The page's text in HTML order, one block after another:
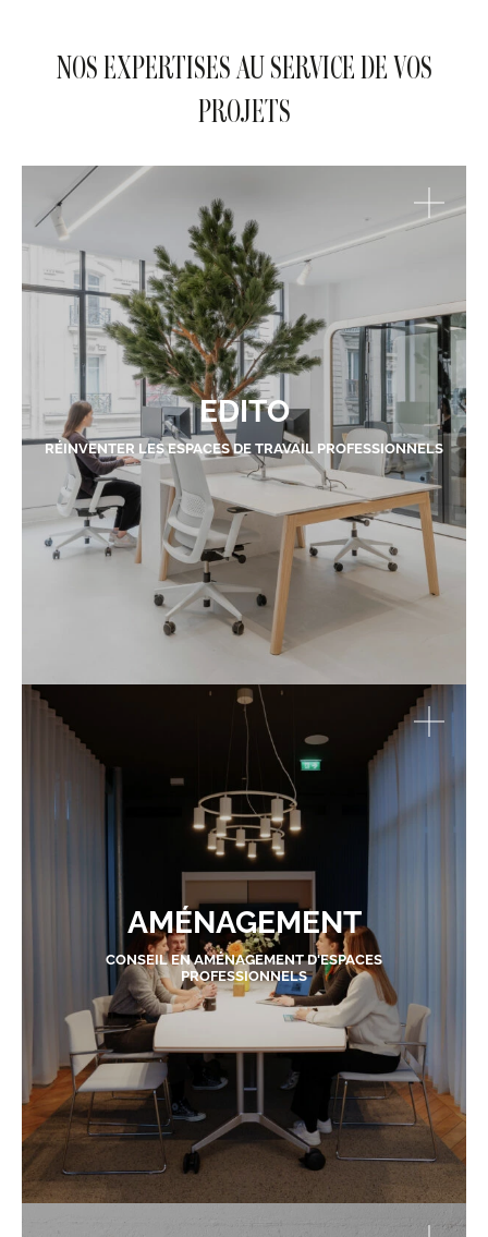
NOS EXPERTISES AU SERVICE DE VOS
PROJETS
EDITO
RÉINVENTER LES ESPACES DE TRAVAIL PROFESSIONNELS
AMÉNAGEMENT
CONSEIL EN AMÉNAGEMENT D'ESPACES
PROFESSIONNELS